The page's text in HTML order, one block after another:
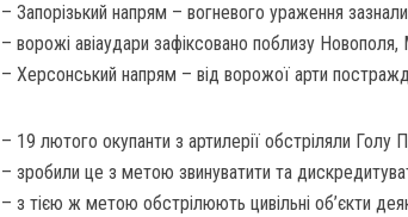
– Запорізький напрям – вогневого ураження
– ворожі авіаудари зафіксовано поблизу
– Херсонський напрям – від ворожої арти
– 19 лютого окупанти з артилерії обстріляли Голу
– зробили це з метою звинуватити та
– з тією ж метою обстрілюють цивільні об’єкти